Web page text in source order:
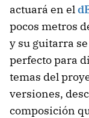
actuará en el
pocos metros
y su guitarra
perfecto para
temas del
versiones,
composición